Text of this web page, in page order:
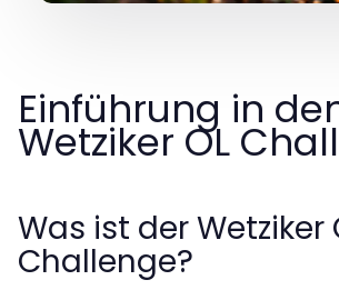
Einführung in
Wetziker OL
Was ist der Wetziker
Challenge?